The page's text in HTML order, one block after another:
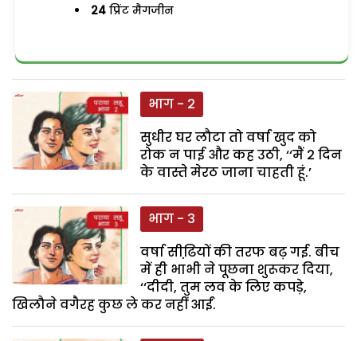
24 प्रिंट मैगजीन
भाग - 2
सुधीर घर लौटा तो वर्षा खुद को
रोक न पाई और कह उठी, ‘‘मैं 2 दिन
के वास्ते मेरठ जाना चाहती हूं.’
भाग - 3
वर्षा सीढि़यों की तरफ बढ़ गई. बीच
में ही भाभी ने पूछना शुरूकर दिया,
‘‘दीदी, तुम लव के लिए कपड़े,
खिलौने वगैरह कुछ ले कर नहीं आईं.